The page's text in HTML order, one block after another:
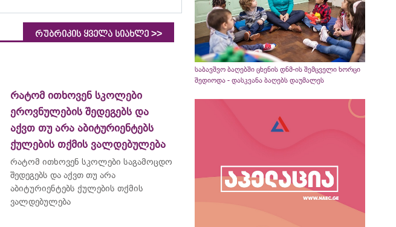
რუბრიკის ყველა სიახლე >>
რატომ ითხოვენ სკოლები
ეროვნულების შედეგებს და
აქვთ თუ არა აბიტურიენტებს
ქულების თქმის ვალდებულება
რატომ ითხოვენ სკოლები საგამოცდო
შედეგებს და აქვთ თუ არა
აბიტურიენტებს ქულების თქმის
ვალდებულება
საბავშვო ბაღებში ცხენის დნმ-ის შემცველი ხორცი
შედიოდა - დასკვანა ბაღებს დაუმალეს